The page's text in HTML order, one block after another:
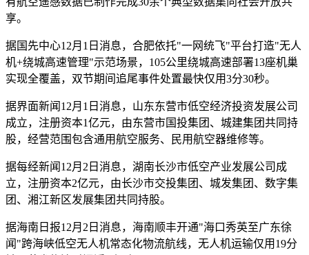
享。
据国先中心12月1日消息，合肥依托"一网统飞"平台打造"无人
机+绕城高速管理"示范场景，105公里绕城高速部署13座机巢
实现全覆盖，双节期间追尾事件处置最快仅用3分30秒。
据界面新闻12月1日消息，山东东营市低空经济投资发展公司
成立，注册资本1亿元，由东营市国投集团、城建集团共同持
股，经营范围包含通用航空服务、民用航空器维修等。
据每经新闻12月2日消息，湖南长沙市低空产业发展公司成
立，注册资本2亿元，由长沙市交投集团、城发集团、数字集
团、湘江新区发展集团共同持股。
据海南日报12月2日消息，海南顺丰开通"海口秀英至广东徐
闻"跨海峡低空无人机常态化物流航线，无人机运输仅用19分